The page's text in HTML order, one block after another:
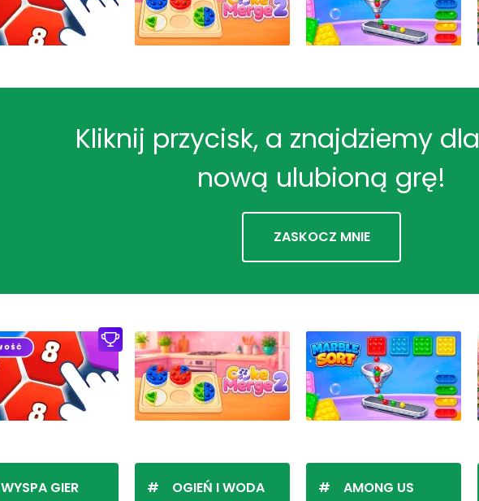
Kliknij przycisk, a znajdziemy
nową ulubioną grę!
ZASKOCZ MNIE
WYSPA GIER OGIEŃ I WODA AMONG US